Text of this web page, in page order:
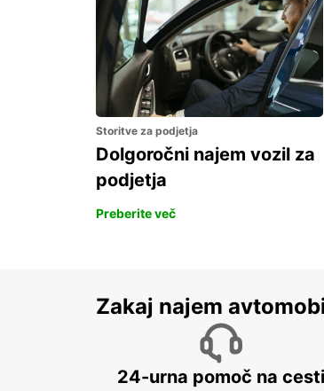
AARHUS VIBY
VIBY J - DENMARK
Storitve za podjetja
Dolgoročni najem vozil za
podjetja
Preberite več
Zakaj najem
24-urna pomoč na cesti